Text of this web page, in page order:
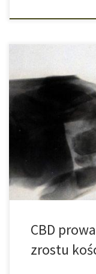
Wygląda na to, że
to dla leczących
odkryli, że złamania
leczone przy pomocy
wiadomo,
leczeniu niektórych
CBD
zrostu